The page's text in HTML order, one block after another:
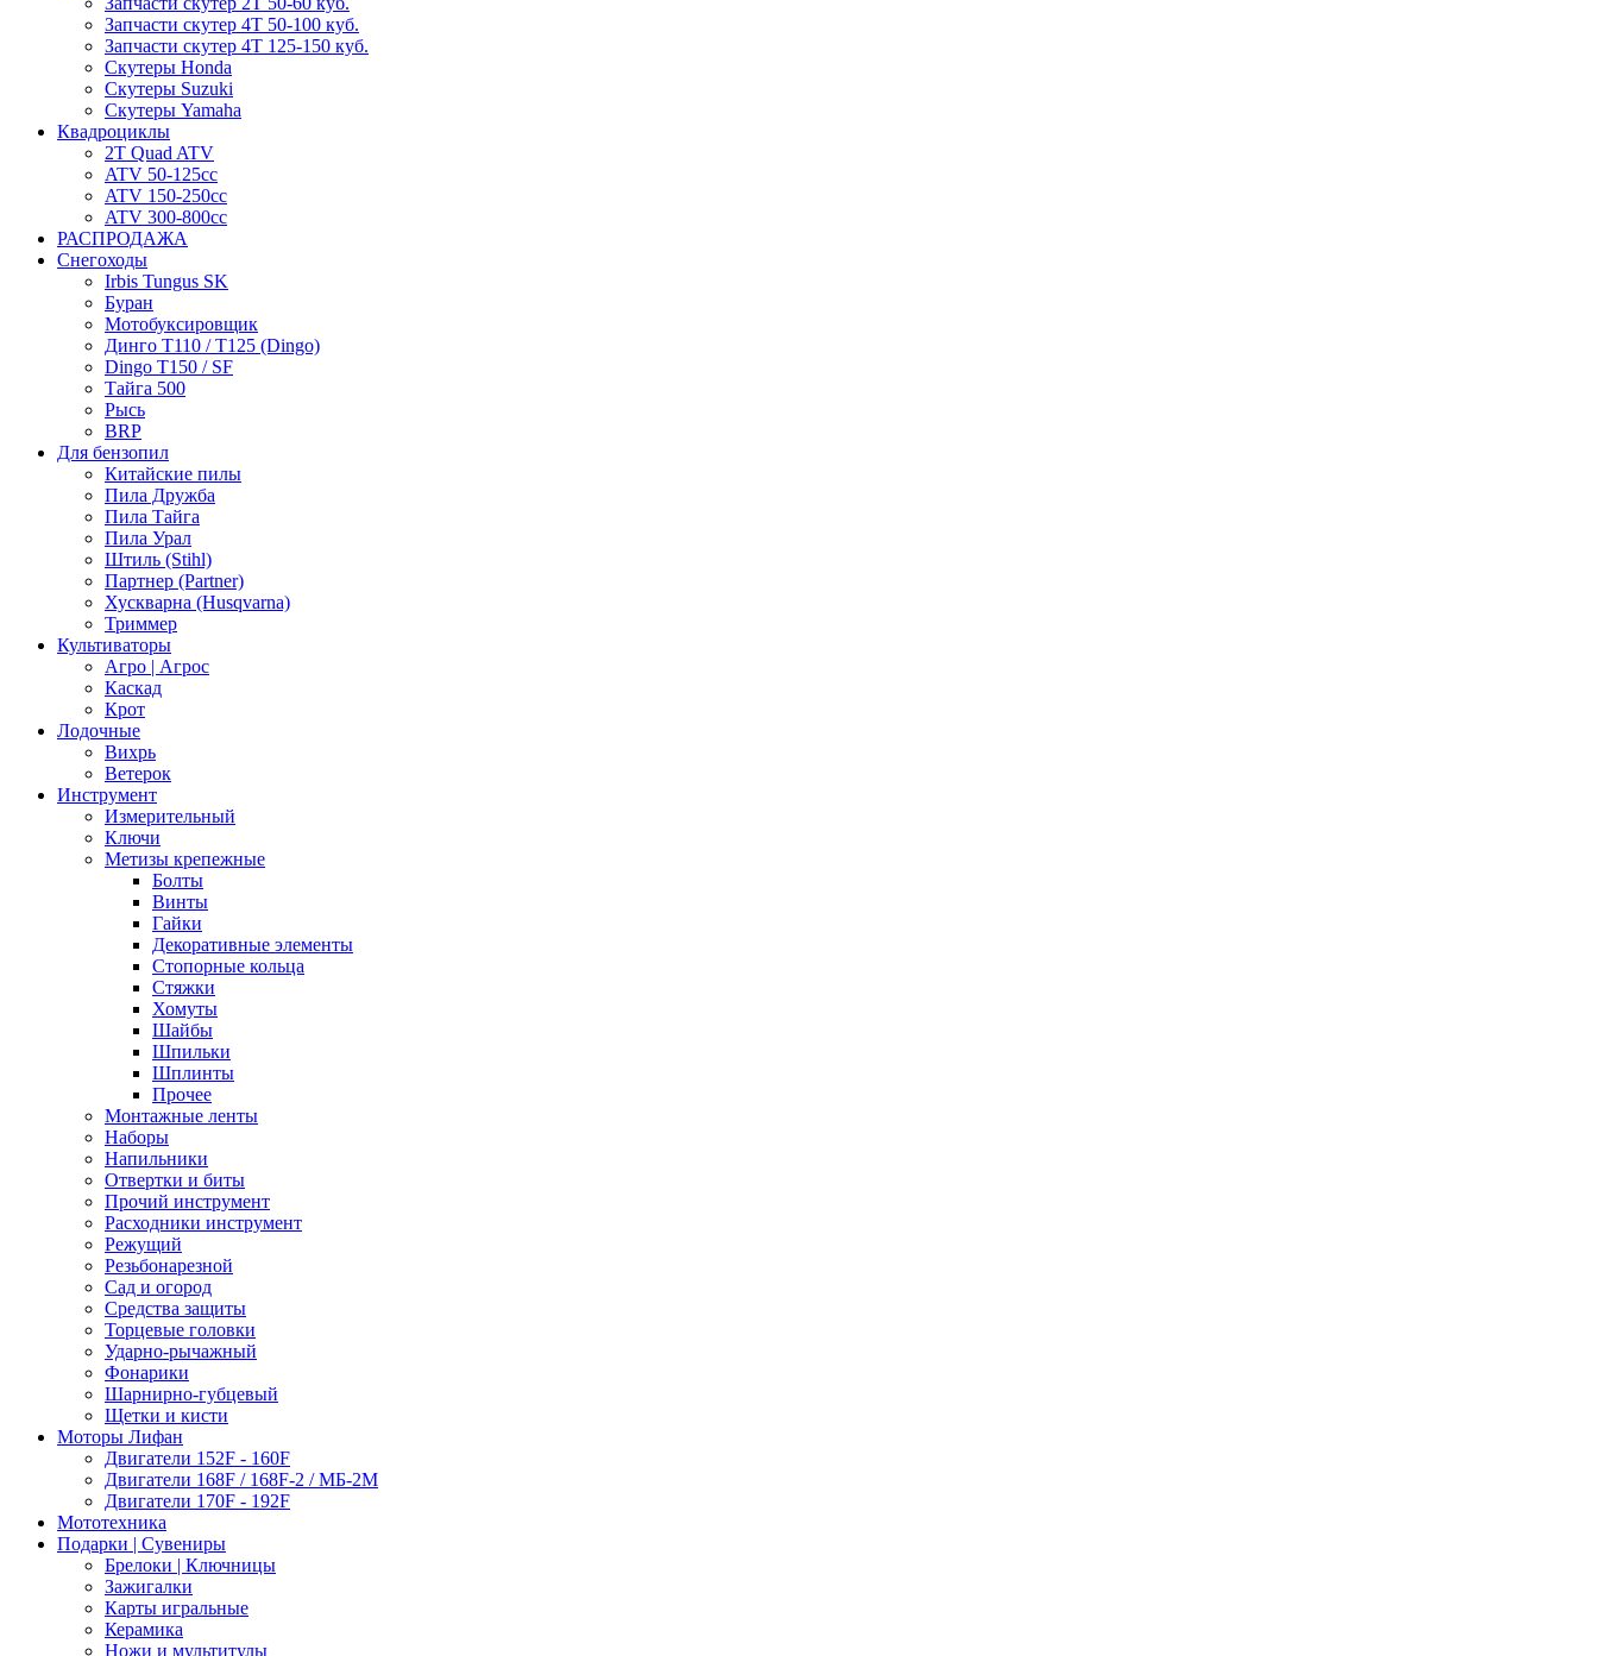
Запчасти скутер 4Т 50-100 куб.
Запчасти скутер 4Т 125-150 куб.
Скутеры Honda
Скутеры Suzuki
Скутеры Yamaha
Квадроциклы
2T Quad ATV
ATV 50-125cc
ATV 150-250cc
ATV 300-800cc
РАСПРОДАЖА
Снегоходы
Irbis Tungus SK
Буран
Мотобуксировщик
Динго T110 / T125 (Dingo)
Dingo T150 / SF
Тайга 500
Рысь
BRP
Для бензопил
Китайские пилы
Пила Дружба
Пила Тайга
Пила Урал
Штиль (Stihl)
Партнер (Partner)
Хускварна (Husqvarna)
Триммер
Культиваторы
Агро | Агрос
Каскад
Крот
Лодочные
Вихрь
Ветерок
Инструмент
Измерительный
Ключи
Метизы крепежные
Болты
Винты
Гайки
Декоративные элементы
Стопорные кольца
Стяжки
Хомуты
Шайбы
Шпильки
Шплинты
Прочее
Монтажные ленты
Наборы
Напильники
Отвертки и биты
Прочий инструмент
Расходники инструмент
Режущий
Резьбонарезной
Сад и огород
Средства защиты
Торцевые головки
Ударно-рычажный
Фонарики
Шарнирно-губцевый
Щетки и кисти
Моторы Лифан
Двигатели 152F - 160F
Двигатели 168F / 168F-2 / МБ-2М
Двигатели 170F - 192F
Мототехника
Подарки | Сувениры
Брелоки | Ключницы
Зажигалки
Карты игральные
Керамика
Ножи и мультитулы